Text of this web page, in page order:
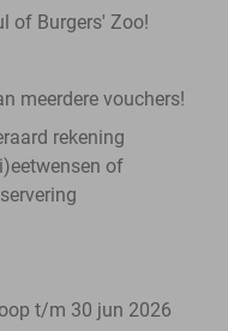
of Burgers' Zoo!
meerdere vouchers!
rekening
of
t/m 30 jun 2026